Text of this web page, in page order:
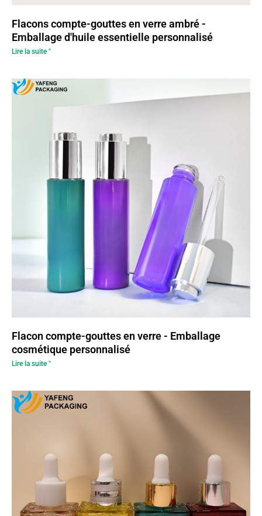
Flacons compte-gouttes en verre ambré -
Emballage d'huile essentielle personnalisé
Lire la suite "
Flacon compte-gouttes en verre - Emballage
cosmétique personnalisé
Lire la suite "